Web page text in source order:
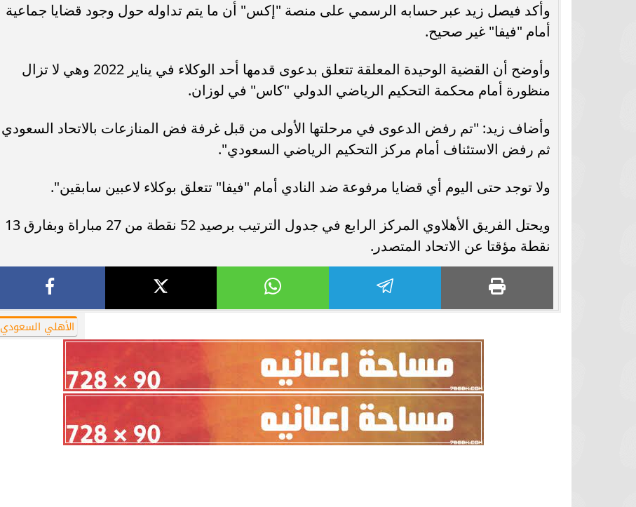
وأكد فيصل زيد عبر حسابه الرسمي على منصة "إكس" أن ما يتم تداوله حول وجود قضايا جماعية
أمام "فيفا" غير صحيح.
وأوضح أن القضية الوحيدة المعلقة تتعلق بدعوى قدمها أحد الوكلاء في يناير 2022 وهي لا تزال
منظورة أمام محكمة التحكيم الرياضي الدولي "كاس" في لوزان.
وأضاف زيد: "تم رفض الدعوى في مرحلتها الأولى من قبل غرفة فض المنازعات بالاتحاد السعودي
ثم رفض الاستئناف أمام مركز التحكيم الرياضي السعودي".
ولا توجد حتى اليوم أي قضايا مرفوعة ضد النادي أمام "فيفا" تتعلق بوكلاء لاعبين سابقين".
ويحتل الفريق الأهلاوي المركز الرابع في جدول الترتيب برصيد 52 نقطة من 27 مباراة وبفارق 13
نقطة مؤقتا عن الاتحاد المتصدر.
الأهلي السعودي